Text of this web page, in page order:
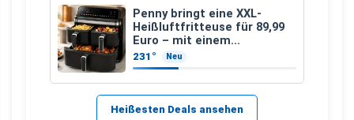
Penny bringt eine XXL-
Heißluftfritteuse für 89,99
Euro – mit einem
besonderen Vorteil
231° Neu
Heißesten Deals ansehen